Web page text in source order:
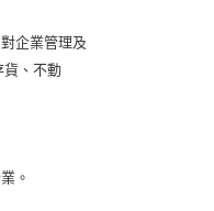
企業管理及
貨、不動
。